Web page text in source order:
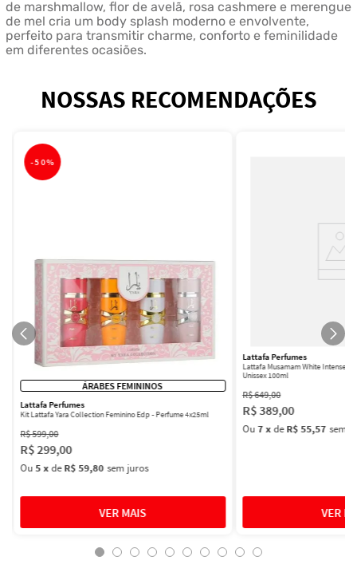
de marshmallow, flor de avelã, rosa cashmere e merengue
de mel cria um body splash moderno e envolvente,
perfeito para transmitir charme, conforto e feminilidade
em diferentes ocasiões.
NOSSAS RECOMENDAÇÕES
-50%
ÁRABES FEMININOS
Lattafa Perfumes
Kit Lattafa Yara Collection Feminino Edp - Perfume 4x25ml
R$599,00
R$299,00
Ou5 xdeR$ 59,80 sem juros
Lattafa Perfumes
Lattafa Musamam White Intense
Unissex 100ml
R$649,00
R$389,00
Ou7xdeR$ 55,57 sem